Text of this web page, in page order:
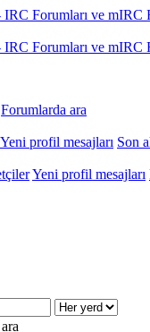
Forumlarda ara
Yeni profil mesajları Son
Yeni profil mesajları